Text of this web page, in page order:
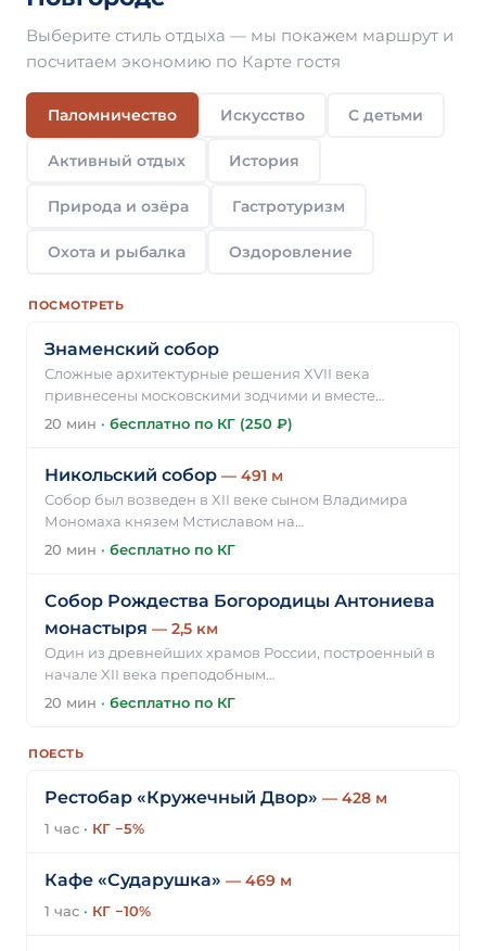
Выберите стиль отдыха — мы покажем маршрут и
посчитаем экономию по Карте гостя
Паломничество Искусство С детьми
Активный отдых История
Природа и озёра Гастротуризм
Охота и рыбалка Оздоровление
ПОСМОТРЕТЬ
Знаменский собор
Сложные архитектурные решения XVII века
привнесены московскими зодчими и вместе…
20 мин · бесплатно по КГ (250 ₽)
Никольский собор — 491 м
Собор был возведен в XII веке сыном Владимира
Мономаха князем Мстиславом на…
20 мин · бесплатно по КГ
Собор Рождества Богородицы Антониева
монастыря — 2,5 км
Один из древнейших храмов России, построенный в
начале XII века преподобным…
20 мин · бесплатно по КГ
ПОЕСТЬ
Рестобар «Кружечный Двор» — 428 м
1 час · КГ −5%
Кафе «Сударушка» — 469 м
1 час · КГ −10%